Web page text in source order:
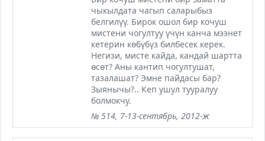
чыкылдата чагып саларыбыз
белгилүү. Бирок ошол бир кочуш
мистени чогултуу үчүн канча мээнет
кетерин көбүбүз билбесек керек.
Негизи, мисте кайда, кандай шартта
өсөт? Аны кантип чогултушат,
тазалашат? Эмне пайдасы бар?
Зыянычы?.. Кеп ушул тууралуу
болмокчу.
№ 514, 7-13-сентябрь, 2012-ж